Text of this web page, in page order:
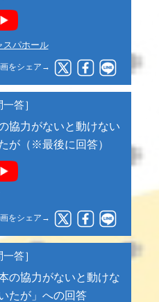
スパホール
をシェア→
一答］
協力がないと動けない
が（※最後に回答）
をシェア→
一答］
の協力がないと動けな
たが」への回答